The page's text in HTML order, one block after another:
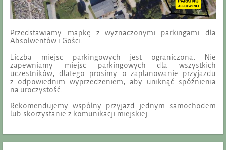
Przedstawiamy mapkę z wyznaczonymi parkingami dla
Absolwentów i Gości.
Liczba miejsc parkingowych jest ograniczona. Nie
zapewniamy miejsc parkingowych dla wszystkich
uczestników, dlatego prosimy o zaplanowanie przyjazdu
z odpowiednim wyprzedzeniem, aby uniknąć spóźnienia
na uroczystość.
Rekomendujemy wspólny przyjazd jednym samochodem
lub skorzystanie z komunikacji miejskiej.